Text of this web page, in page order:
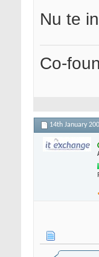
Nu te
Co-
14th January